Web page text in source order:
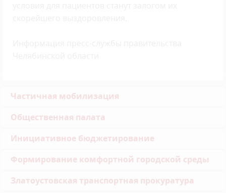
Частичная мобилизация
Общественная палата
Инициативное бюджетирование
Формирование комфортной городской среды
Златоустовская транспортная прокуратура